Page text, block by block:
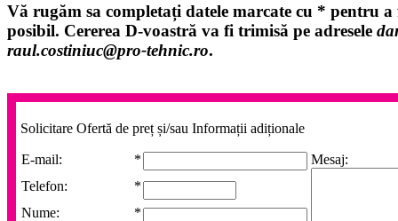
Vă rugăm sa completați datele marcate cu * pentru a
posibil. Cererea D-voastră va fi trimisă pe adresele
raul.costiniuc@pro-tehnic.ro.
Solicitare Ofertă de preț și/sau Informații adiționale
E-mail: *
Mesaj:
Telefon:
*
Nume:
*